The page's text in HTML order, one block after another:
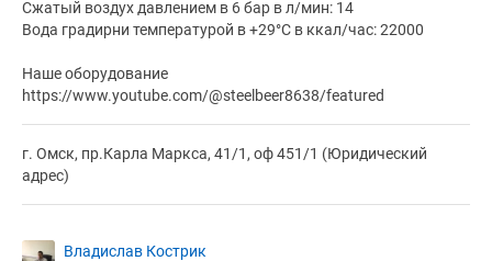
Сжатый воздух давлением в 6 бар в л/мин: 14
Вода градирни температурой в +29°С в ккал/час: 22000
Наше оборудование
https://www.youtube.com/@steelbeer8638/featured
г. Омск, пр.Карла Маркса, 41/1, оф 451/1 (Юридический
адрес)
Владислав Кострик